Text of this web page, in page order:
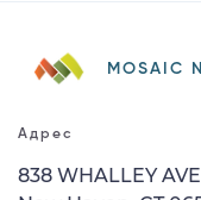
MOSAIC
Адрес
838 WHALLEY AVE